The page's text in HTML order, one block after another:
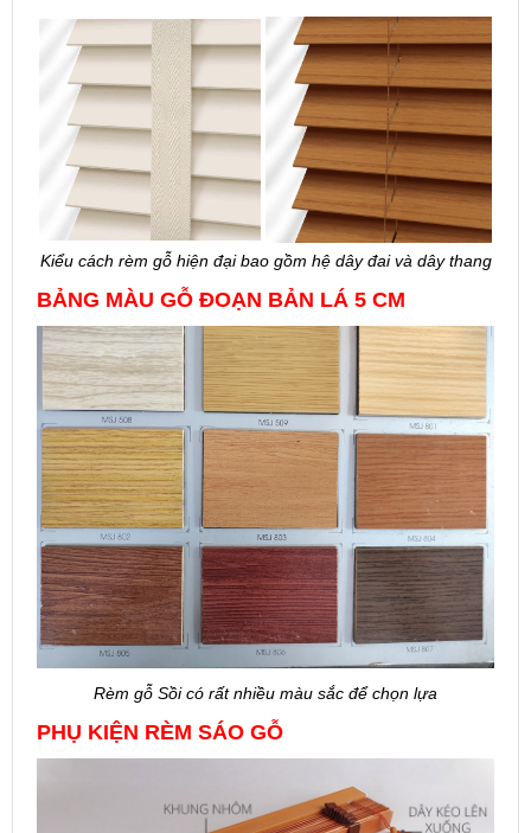
Kiểu cách rèm gỗ hiện đại bao gồm hệ dây đai và dây thang
BẢNG MÀU GỖ ĐOẠN BẢN LÁ 5 CM
Rèm gỗ Sồi có rất nhiều màu sắc để chọn lựa
PHỤ KIỆN RÈM SÁO GỖ